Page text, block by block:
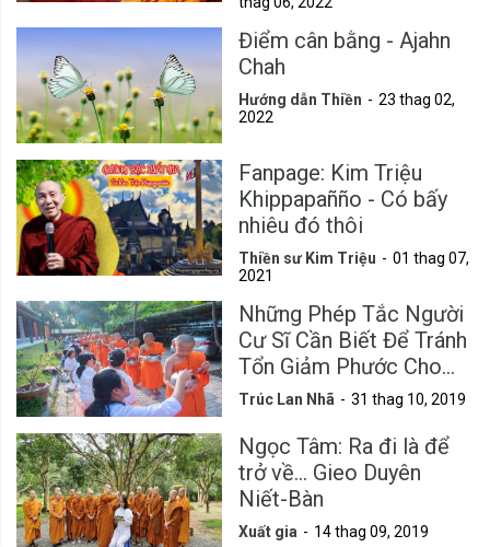
Điểm cân bằng - Ajahn
Chah
Hướng dẫn Thiền
23 thag 02,
2022
Fanpage: Kim Triệu
Khippapañño - Có bấy
nhiêu đó thôi
Thiền sư Kim Triệu
01 thag 07,
2021
Những Phép Tắc Người
Cư Sĩ Cần Biết Để Tránh
Tổn Giảm Phước Cho
Mình
Trúc Lan Nhã 31 thag 10, 2019
Ngọc Tâm: Ra đi là để
trở về... Gieo Duyên
Niết-Bàn
Xuất gia 14 thag 09, 2019